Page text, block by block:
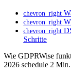
chevron_right
chevron_right
chevron_right
Schritte
Wie GDPRWise
2026 schedule 2